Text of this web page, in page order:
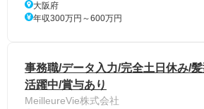
大阪府
年収300万円～600万円
事務職/データ入力/完全土日休み/
活躍中/賞与あり
MeilleureVie株式会社